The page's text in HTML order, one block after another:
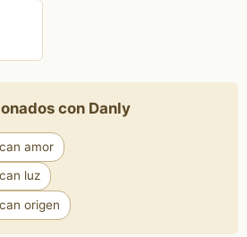
con Danly
amor
luz
origen